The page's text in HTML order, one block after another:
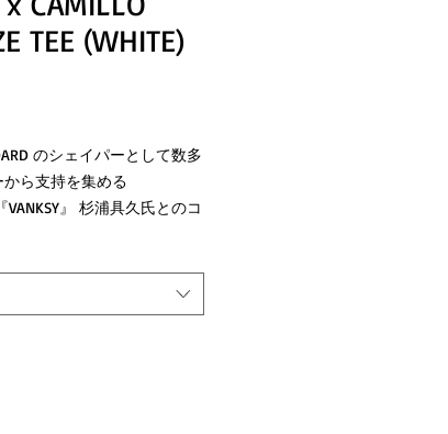
TEE (WHITE)
のシェイパーとして数多
から支持を集める
』 杉浦具久氏とのコ
空気感とストリートの今を融
ックスシルエットにバック
を彷彿とさせる
ーションのメイングラフィッ